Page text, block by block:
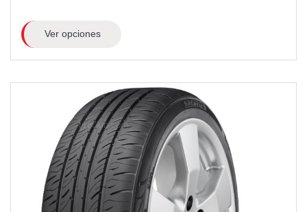
Ver opciones